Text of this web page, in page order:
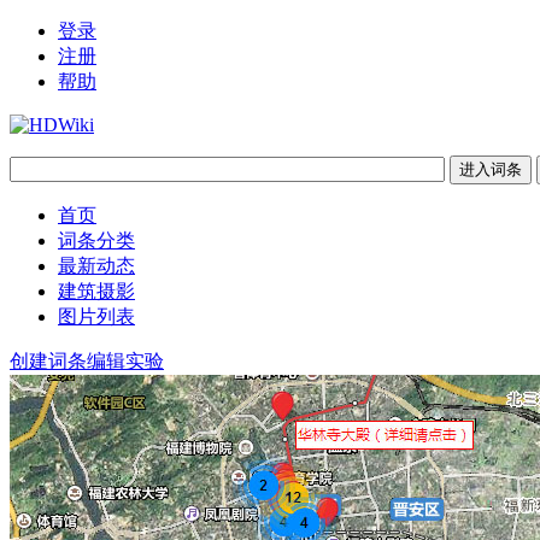
登录
注册
帮助
首页
词条分类
最新动态
建筑摄影
图片列表
创建词条编辑实验